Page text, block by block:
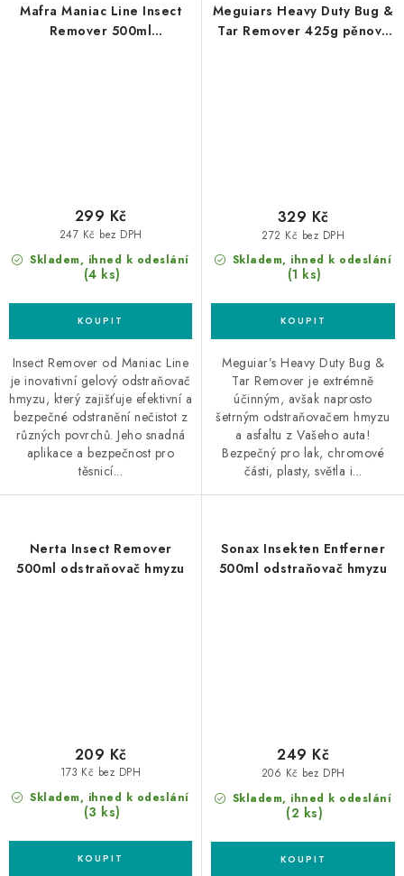
Mafra Maniac Line Insect
Remover 500ml
Skladem, ihned k odeslání
(4 ks)
247 Kč bez DPH
299 Kč
Insect Remover od Maniac Line
je inovativní gelový odstraňovač
hmyzu, který zajišťuje efektivní a
bezpečné odstranění nečistot z
různých povrchů. Jeho snadná
aplikace a bezpečnost pro
těsnicí...
Meguiars Heavy Duty Bug &
Tar Remover 425g pěnový
Skladem, ihned k odeslání
(1 ks)
272 Kč bez DPH
329 Kč
Meguiar’s Heavy Duty Bug &
Tar Remover je extrémně
účinným, avšak naprosto
šetrným odstraňovačem hmyzu
a asfaltu z Vašeho auta!
Bezpečný pro lak, chromové
části, plasty, světla i...
Nerta Insect Remover
500ml odstraňovač hmyzu
Skladem, ihned k odeslání
(3 ks)
173 Kč bez DPH
209 Kč
Sonax Insekten Entferner
500ml odstraňovač hmyzu
Skladem, ihned k odeslání
(2 ks)
206 Kč bez DPH
249 Kč